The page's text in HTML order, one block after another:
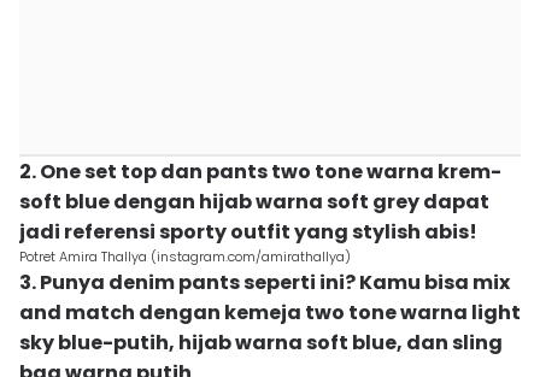
2. One set top dan pants two tone warna krem-
soft blue dengan hijab warna soft grey dapat
jadi referensi sporty outfit yang stylish abis!
Potret Amira Thallya (instagram.com/amirathallya)
3. Punya denim pants seperti ini? Kamu bisa mix
and match dengan kemeja two tone warna light
sky blue-putih, hijab warna soft blue, dan sling